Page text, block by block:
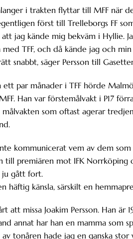
i trakten flyttar till MFF när
först till Trelleborgs FF
att jag kände mig bekväm i Hyllie.
med TFF, och då kände jag och
snabbt, säger Persson till
ett par månader i TFF hörde
Han var förstemålvakt i P17
målvakten som oftast agerar
kommunicerat vem av dem
till premiären mot IFK Norrköping
ju gått fort.
häftig känsla, särskilt en
att missa Joakim Persson. Han
annat har han en mamma som
tonåren hade jag en ganska